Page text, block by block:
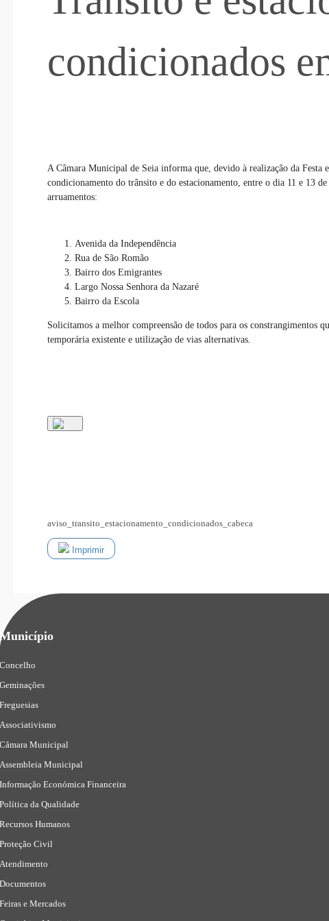
condicionados
A Câmara Municipal de Seia informa que, devido à realização da Festa
condicionamento do trânsito e do estacionamento, entre o dia 11 e 13
arruamentos:
Avenida da Independência
Rua de São Romão
Bairro dos Emigrantes
Largo Nossa Senhora da Nazaré
Bairro da Escola
Solicitamos a melhor compreensão de todos para os constrangimentos
temporária existente e utilização de vias alternativas.
aviso_transito_estacionamento_condicionados_cabeca
Imprimir
Município
Concelho
Geminações
Freguesias
Associativismo
Câmara Municipal
Assembleia Municipal
Informação Económica Financeira
Política da Qualidade
Recursos Humanos
Proteção Civil
Atendimento
Documentos
Feiras e Mercados